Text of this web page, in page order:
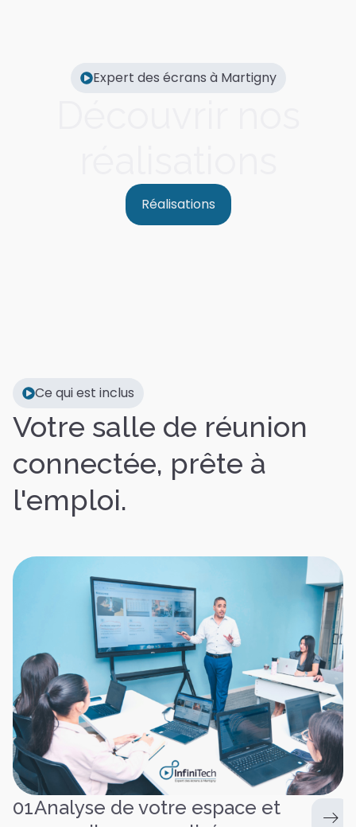
Expert des écrans à Martigny
Réalisations
Ce qui est inclus
Votre salle de réunion
connectée, prête à
l'emploi.
01.Analyse de votre espace et